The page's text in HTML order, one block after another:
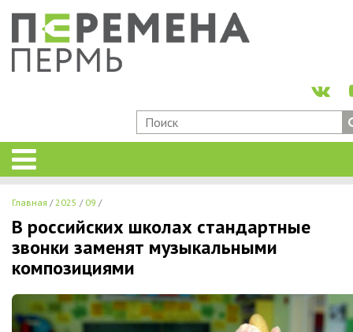
Главная 2025 09
В российских школах стандартные
звонки заменят музыкальными
композициями